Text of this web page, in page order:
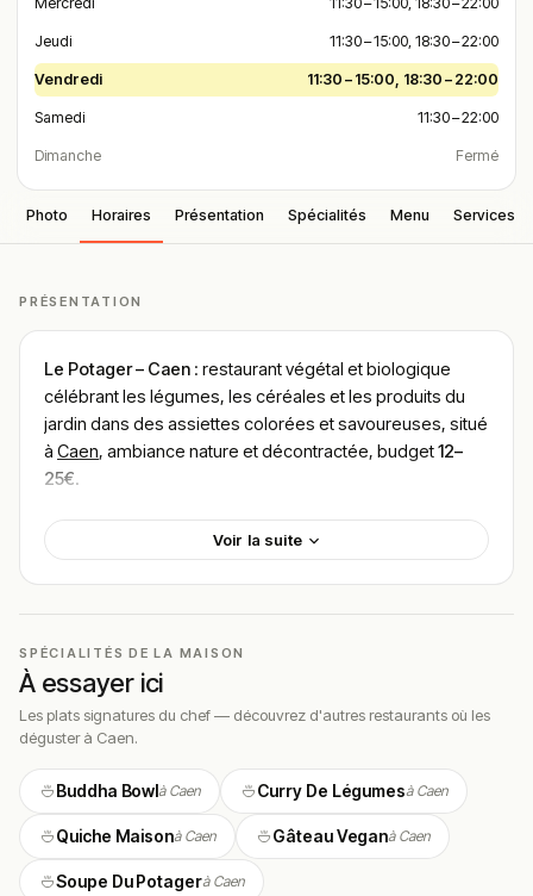
Jeudi 11:30 – 15:00, 18:30 – 22:00
Vendredi 11:30 – 15:00, 18:30 – 22:00
Samedi 11:30 – 22:00
Dimanche Fermé
Photo Horaires Présentation Spécialités Menu Services
PRÉSENTATION
Le Potager – Caen : restaurant végétal et biologique
célébrant les légumes, les céréales et les produits du
jardin dans des assiettes colorées et savoureuses, situé
à Caen, ambiance nature et décontractée, budget12–
25€.
Localisation
Cadre & ambiance
Le décor joue sur les références au monde végétal :
plantes suspendues, bois brut, céramiques artisanales
et palette de couleurs douces inspirées de la nature
créent un univers à la fois frais et apaisant.
L’atmosphère bienveillante et inclusive fait de ce
restaurant un lieu de rencontre pour tous — végétariens
convaincus, curieux de la cuisine verte ou simples
Voir la suite
SPÉCIALITÉS DE LA MAISON
À essayer ici
Les plats signatures du chef — découvrez d'autres restaurants où les
déguster à Caen.
Buddha Bowlà Caen Curry De Légumesà Caen
Quiche Maisonà Caen Gâteau Veganà Caen
Soupe Du Potagerà Caen